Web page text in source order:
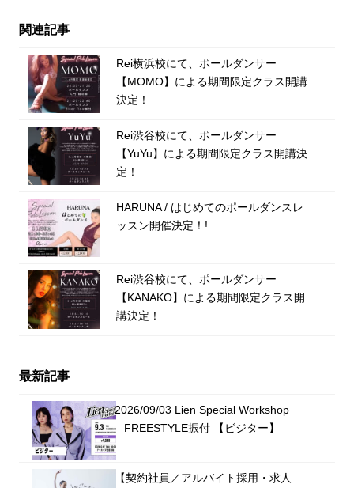
関連記事
Rei横浜校にて、ポールダンサー
【MOMO】による期間限定クラス開講
決定！
Rei渋谷校にて、ポールダンサー
【YuYu】による期間限定クラス開講決
定！
HARUNA / はじめてのポールダンスレ
ッスン開催決定！!
Rei渋谷校にて、ポールダンサー
【KANAKO】による期間限定クラス開
講決定！
最新記事
2026/09/03 Lien Special Workshop
– FREESTYLE振付 【ビジター】
【契約社員／アルバイト採用・求人